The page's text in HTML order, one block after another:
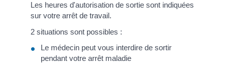
Les heures d'autorisation de sortie sont indiquées
sur votre arrêt de travail.
2 situations sont possibles :
Le médecin peut vous interdire de sortir
pendant votre arrêt maladie